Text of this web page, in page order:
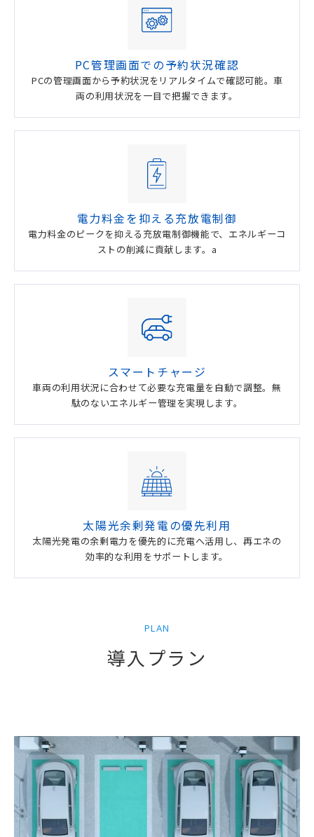
PC管理画面での予約状況確認
PCの管理画面から予約状況をリアルタイムで確認可能。車
両の利用状況を一目で把握できます。
電力料金を抑える充放電制御
電力料金のピークを抑える充放電制御機能で、エネルギーコ
ストの削減に貢献します。a
スマートチャージ
車両の利用状況に合わせて必要な充電量を自動で調整。無
駄のないエネルギー管理を実現します。
太陽光余剰発電の優先利用
太陽光発電の余剰電力を優先的に充電へ活用し、再エネの
効率的な利用をサポートします。
PLAN
導入プラン